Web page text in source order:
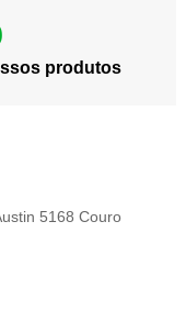
produtos
5168 Couro